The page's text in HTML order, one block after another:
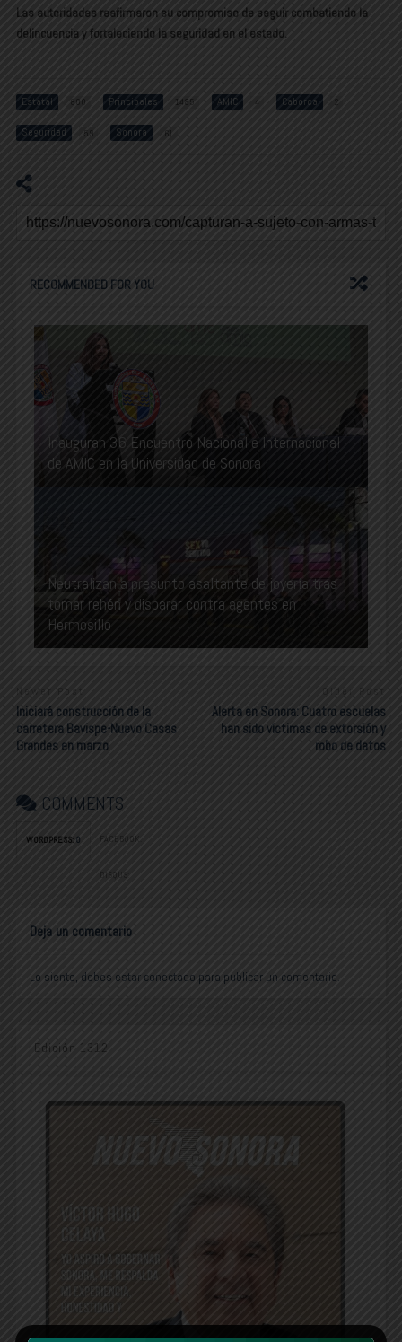
Las autoridades reafirmaron su compromiso de seguir combatiendo la
delincuencia y fortaleciendo la seguridad en el estado.
Estatal 800 Principales 1485 AMIC 4 Caborca 2
Seguridad 59 Sonora 61
RECOMMENDED FOR YOU
Inauguran 36 Encuentro Nacional e Internacional
de AMIC en la Universidad de Sonora
Neutralizan a presunto asaltante de joyería tras
tomar rehén y disparar contra agentes en
Hermosillo
Newer Post
Iniciará construcción de la
carretera Bavispe-Nuevo Casas
Grandes en marzo
Older Post
Alerta en Sonora: Cuatro escuelas
han sido víctimas de extorsión y
robo de datos
COMMENTS
WORDPRESS: 0 FACEBOOK:
DISQUS:
Deja un comentario
Lo siento, debes estar conectado para publicar un comentario.
Edición 1312